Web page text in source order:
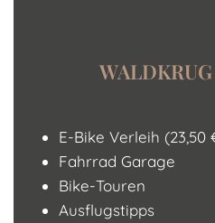
E-Bike Verleih (23,50
Fahrrad Garage
Bike-Touren
Ausflugstipps